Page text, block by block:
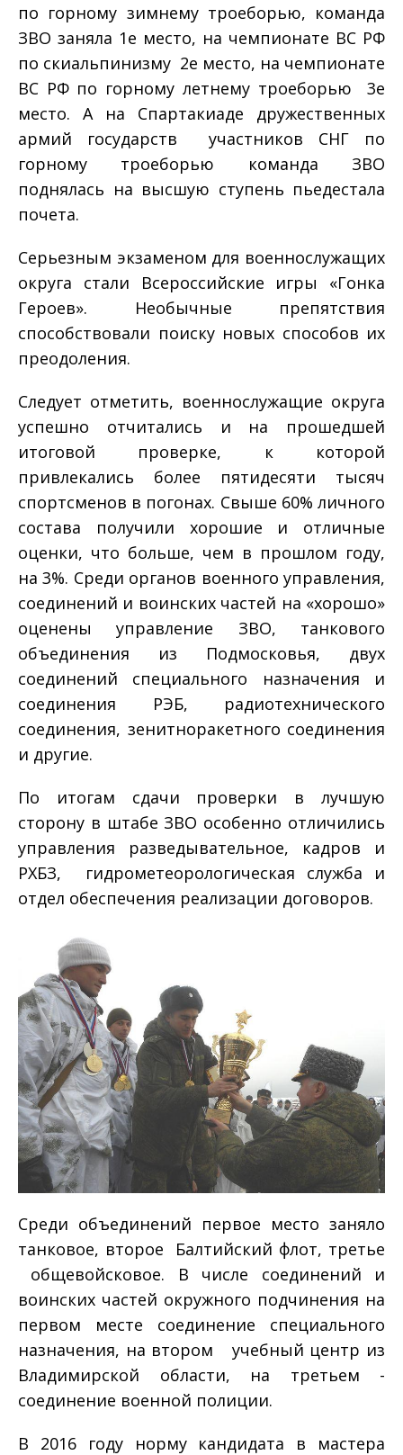
по горному зимнему троеборью, команда
ЗВО заняла 1­е место, на чемпионате ВС РФ
по скиальпинизму ­ 2­е место, на чемпионате
ВС РФ по горному летнему троеборью ­ 3­е
место. А на Спартакиаде дружественных
армий государств ­ участников СНГ по
горному троеборью команда ЗВО
поднялась на высшую ступень пьедестала
почета.
Серьезным экзаменом для военнослужащих
округа стали Всероссийские игры «Гонка
Героев». Необычные препятствия
способствовали поиску новых способов их
преодоления.
Следует отметить, военнослужащие округа
успешно отчитались и на прошедшей
итоговой проверке, к которой
привлекались более пятидесяти тысяч
спортсменов в погонах. Свыше 60% личного
состава получили хорошие и отличные
оценки, что больше, чем в прошлом году,
на 3%. Среди органов военного управления,
соединений и воинских частей на «хорошо»
оценены управление ЗВО, танкового
объединения из Подмосковья, двух
соединений специального назначения и
соединения РЭБ, радиотехнического
соединения, зенитно­ракетного соединения
и другие.
По итогам сдачи проверки в лучшую
сторону в штабе ЗВО особенно отличились
управления разведывательное, кадров и
РХБЗ, гидрометеорологическая служба и
отдел обеспечения реализации договоров.
Среди объединений первое место заняло
танковое, второе ­ Балтийский флот, третье
­ общевойсковое. В числе соединений и
воинских частей окружного подчинения на
первом месте соединение специального
назначения, на втором ­ учебный центр из
Владимирской области, на третьем ­
соединение военной полиции.
В 2016 году норму кандидата в мастера